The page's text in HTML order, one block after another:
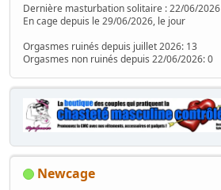
Dernière masturbation solitaire : 22/06/2026
En cage depuis le 29/06/2026, le jour
Orgasmes ruinés depuis juillet 2026: 13
Orgasmes non ruinés depuis 22/06/2026: 0
Newcage